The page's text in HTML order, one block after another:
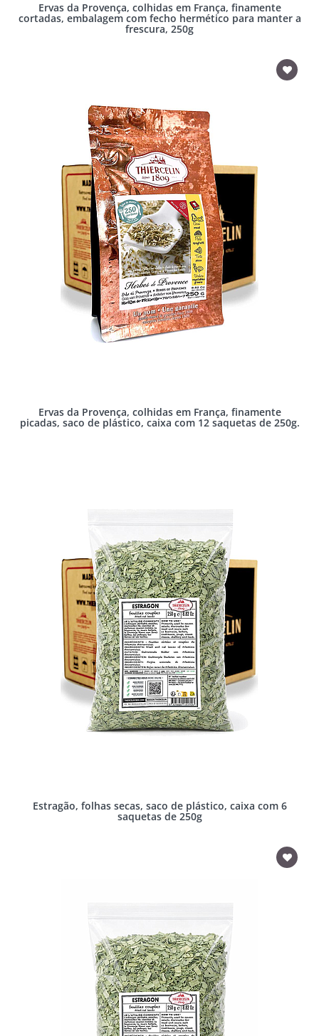
Ervas da Provença, colhidas em França, finamente
cortadas, embalagem com fecho hermético para manter a
frescura, 250g
Ervas da Provença, colhidas em França, finamente
picadas, saco de plástico, caixa com 12 saquetas de 250g.
Estragão, folhas secas, saco de plástico, caixa com 6
saquetas de 250g